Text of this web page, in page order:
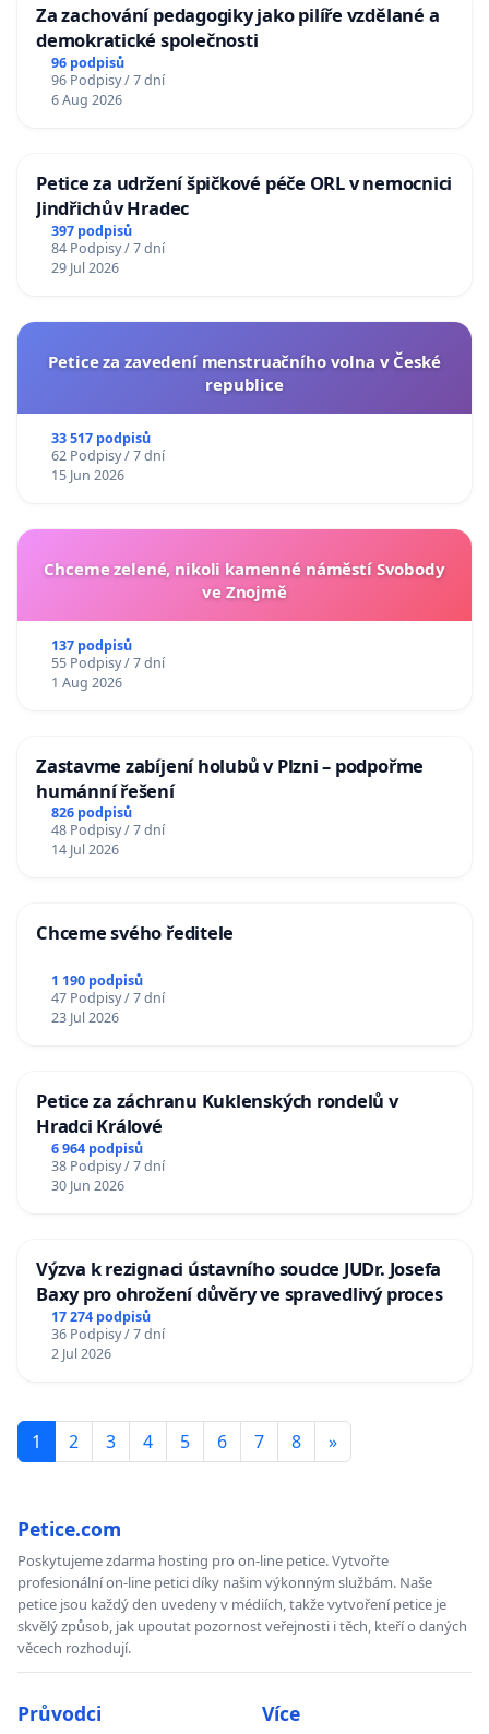
Za zachování pedagogiky jako pilíře vzdělané a
demokratické společnosti
96 podpisů
96 Podpisy / 7 dní
6 Aug 2026
Petice za udržení špičkové péče ORL v nemocnici
Jindřichův Hradec
397 podpisů
84 Podpisy / 7 dní
29 Jul 2026
Petice za zavedení menstruačního volna v České
republice
33 517 podpisů
62 Podpisy / 7 dní
15 Jun 2026
Chceme zelené, nikoli kamenné náměstí Svobody
ve Znojmě
137 podpisů
55 Podpisy / 7 dní
1 Aug 2026
Zastavme zabíjení holubů v Plzni – podpořme
humánní řešení
826 podpisů
48 Podpisy / 7 dní
14 Jul 2026
Chceme svého ředitele
1 190 podpisů
47 Podpisy / 7 dní
23 Jul 2026
Petice za záchranu Kuklenských rondelů v
Hradci Králové
6 964 podpisů
38 Podpisy / 7 dní
30 Jun 2026
Výzva k rezignaci ústavního soudce JUDr. Josefa
Baxy pro ohrožení důvěry ve spravedlivý proces
17 274 podpisů
36 Podpisy / 7 dní
2 Jul 2026
1 2 3 4 5 6 7 8 »
Petice.com
Poskytujeme zdarma hosting pro on-line petice. Vytvořte
profesionální on-line petici díky našim výkonným službám. Naše
petice jsou každý den uvedeny v médiích, takže vytvoření petice je
skvělý způsob, jak upoutat pozornost veřejnosti i těch, kteří o daných
věcech rozhodují.
Průvodci Více